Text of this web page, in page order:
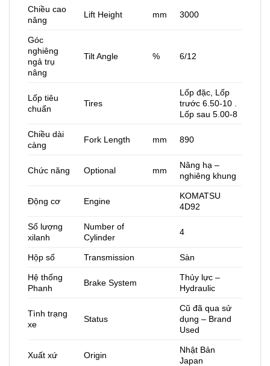
Chiều cao
nâng
Lift Height mm 3000
Góc
nghiêng
ngả trụ
nâng
Tilt Angle % 6/12
Lốp tiêu
chuẩn
Tires
Lốp đặc, Lốp
trước 6.50-10 .
Lốp sau 5.00-8
Chiều dài
càng
Fork Length mm 890
Chức năng Optional mm
Nâng hạ –
nghiêng khung
Động cơ Engine
KOMATSU
4D92
Số lượng
xilanh
Number of
Cylinder
4
Hộp số Transmission Sàn
Hệ thống
Phanh
Brake System
Thủy lực –
Hydraulic
Tình trạng
xe
Status
Cũ đã qua sử
dụng – Brand
Used
Xuất xứ Origin
Nhật Bản
Japan